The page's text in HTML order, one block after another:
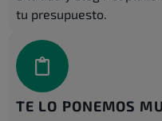
tu presupuesto.
TE LO PONEMOS